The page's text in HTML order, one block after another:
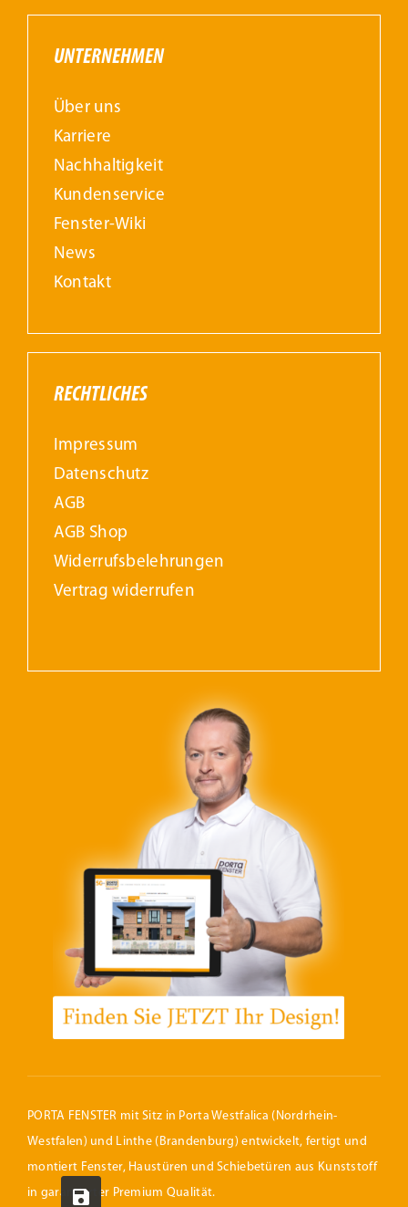
UNTERNEHMEN
Über uns
Karriere
Nachhaltigkeit
Kundenservice
Fenster-Wiki
News
Kontakt
RECHTLICHES
Impressum
Datenschutz
AGB
AGB Shop
Widerrufs­belehrungen
Vertrag widerrufen
PORTA FENSTER mit Sitz in Porta Westfalica (Nordrhein-
Westfalen) und Linthe (Brandenburg) entwickelt, fertigt und
montiert Fenster, Haustüren und Schiebetüren aus Kunststoff
in garantierter Premium Qualität.